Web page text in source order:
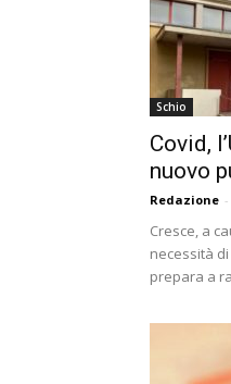
Schio
Covid,
nuovo
Redazione -
Cresce, a
necessità
prepara a